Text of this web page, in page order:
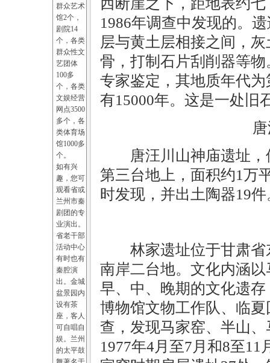
群众艺术
馆2个，
剧院14
个，各类
群众性文
艺团体
100多
个，各类
文娱经营
网点3500
多个，各
类体育场
馆1000多
个。
如有兴
趣，您可
观看省或
兰州市秦
剧团的专
业演出。
省老干部
活动中心
有时也有
秦腔演
出。金城
盆景园内
设有茶
座，客人
可自唱自
娱。兰州
的太平鼓
西断崖之下，距地表约
1986年调查中发现的。
层与黄土层相接之间，
骨，打制石片刮削器等
专家鉴定，其地质年代
有15000年。这是一处旧
唐汪川山神庙遗址
第三台地上，面积约1万
时发现，并出土陶器19件
林家遗址位于甘肃
南岸二台地。文化内涵
早、中、晚期的文化遗
博物馆文物工作队、临
查，发现马家窑、半山
1977年4月至7月和8至